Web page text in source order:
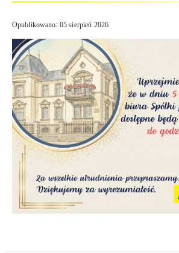
Opublikowano: 05 sierpień 2026